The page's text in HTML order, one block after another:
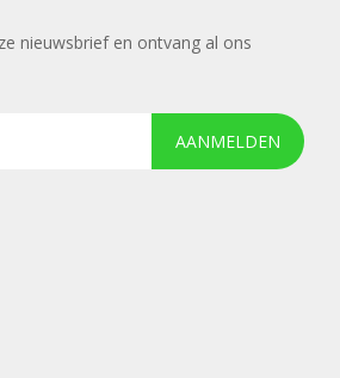
nieuwsbrief en ontvang al ons
AANMELDEN